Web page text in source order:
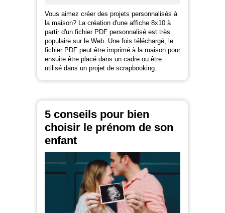
Vous aimez créer des projets personnalisés à
la maison? La création d'une affiche 8x10 à
partir d'un fichier PDF personnalisé est très
populaire sur le Web. Une fois téléchargé, le
fichier PDF peut être imprimé à la maison pour
ensuite être placé dans un cadre ou être
utilisé dans un projet de scrapbooking.
5 conseils pour bien
choisir le prénom de son
enfant